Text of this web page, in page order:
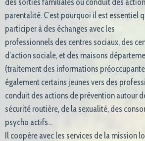
parentalité. C’est pourquoi il est essentiel
participer à des échanges avec les
professionnels des centres sociaux, des
d’action sociale, et des maisons
(traitement des informations
également certains jeunes vers des
conduit des actions de prévention autour
sécurité routière, de la sexualité, des
psycho actifs…
Il coopère avec les services de la mission